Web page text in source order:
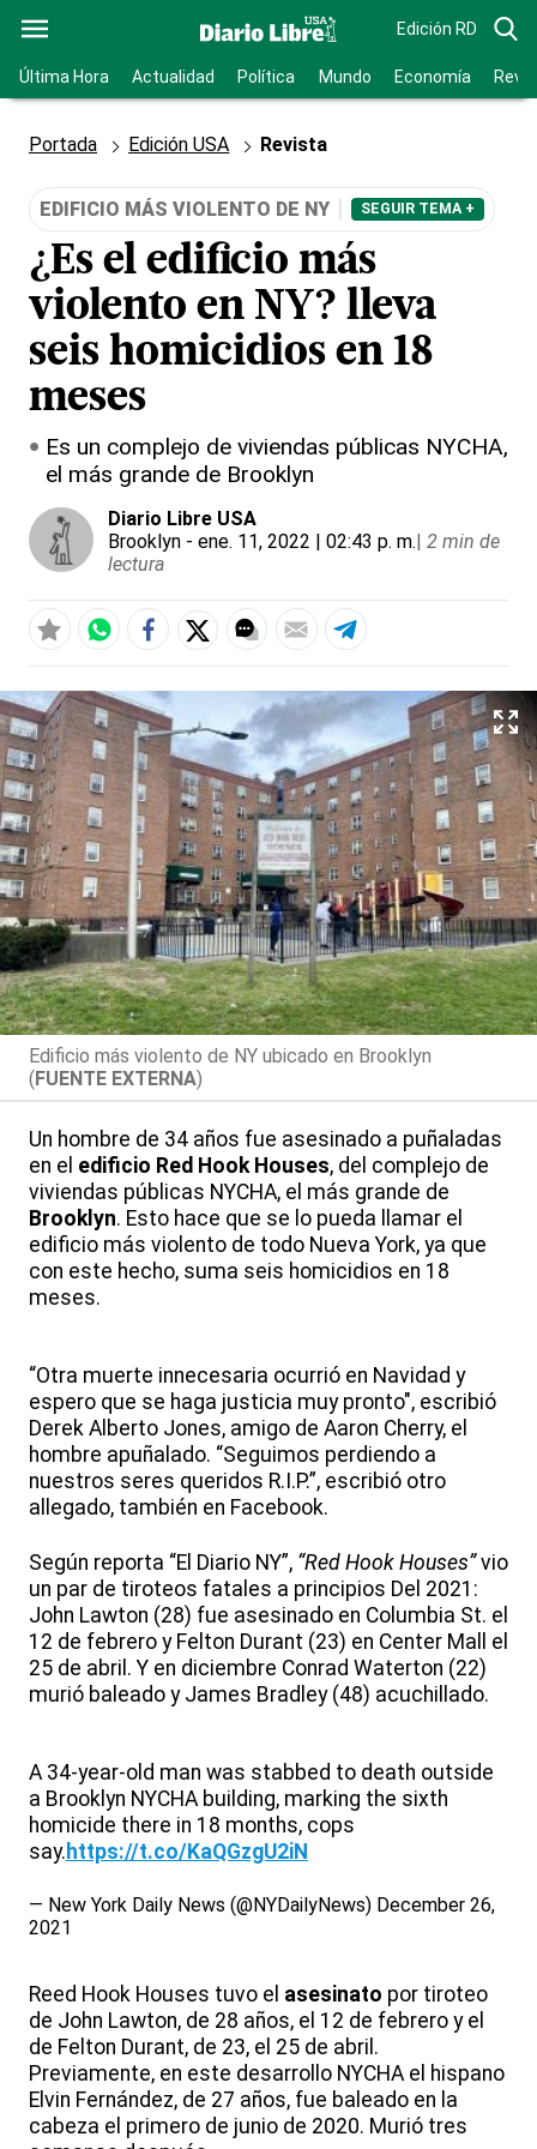
Edición RD
Última Hora Actualidad Política Mundo Economía
Portada Edición USA Revista
EDIFICIO MÁS VIOLENTO DE NY SEGUIR TEMA +
¿Es el edificio más
violento en NY? lleva
seis homicidios en 18
meses
Es un complejo de viviendas públicas NYCHA,
el más grande de Brooklyn
Diario Libre USA
Brooklyn - ene. 11, 2022 | 02:43 p. m.| 2 min de
lectura
Edificio más violento de NY ubicado en Brooklyn
(FUENTE EXTERNA)
Un hombre de 34 años fue asesinado a puñaladas
en el edificio Red Hook Houses, del complejo de
viviendas públicas NYCHA, el más grande de
Brooklyn. Esto hace que se lo pueda llamar el
edificio más violento de todo Nueva York, ya que
con este hecho, suma seis homicidios en 18
meses.
“Otra muerte innecesaria ocurrió en Navidad y
espero que se haga justicia muy pronto", escribió
Derek Alberto Jones, amigo de Aaron Cherry, el
hombre apuñalado. “Seguimos perdiendo a
nuestros seres queridos R.I.P.”, escribió otro
allegado, también en Facebook.
Según reporta “El Diario NY”, “Red Hook Houses”vio
un par de tiroteos fatales a principios Del 2021:
John Lawton (28) fue asesinado en Columbia St. el
12 de febrero y Felton Durant (23) en Center Mall el
25 de abril. Y en diciembre Conrad Waterton (22)
murió baleado y James Bradley (48) acuchillado.
A 34-year-old man was stabbed to death outside
a Brooklyn NYCHA building, marking the sixth
homicide there in 18 months, cops
say. https://t.co/KaQGzgU2iN
— New York Daily News (@NYDailyNews) December 26,
2021
Reed Hook Houses tuvo el asesinato por tiroteo
de John Lawton, de 28 años, el 12 de febrero y el
de Felton Durant, de 23, el 25 de abril.
Previamente, en este desarrollo NYCHA el hispano
Elvin Fernández, de 27 años, fue baleado en la
cabeza el primero de junio de 2020. Murió tres